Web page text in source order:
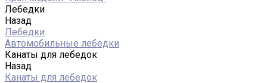
Лебедки
Назад
Лебедки
Автомобильные лебедки
Канаты для лебедок
Назад
Канаты для лебедок